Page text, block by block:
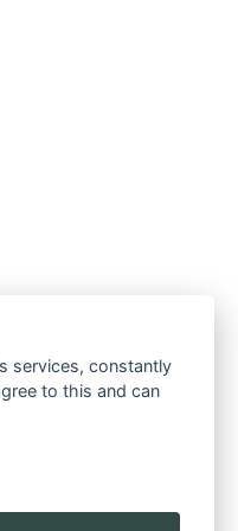
services, constantly
to this and can